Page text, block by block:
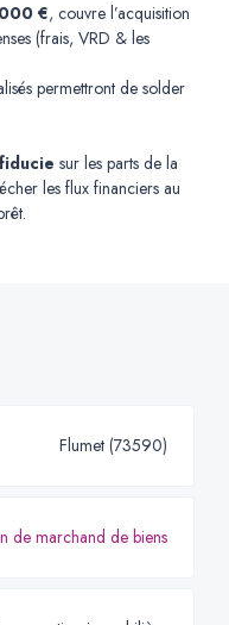
€, couvre l’acquisition
(frais, VRD & les
permettront de solder
fiducie sur les parts de la
les flux financiers au
Flumet (73590)
de marchand de biens